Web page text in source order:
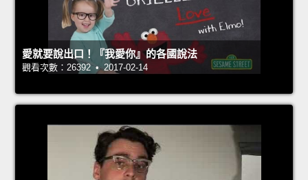
愛就要說出口！『我愛你』的各國說法
觀看次數：26392 • 2017-02-14